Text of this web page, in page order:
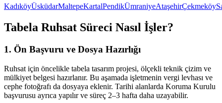
KadıköyÜsküdarMaltepeKartalPendikÜmraniyeAtaşehirÇekmeköy
Tabela Ruhsat Süreci Nasıl İşler?
1. Ön Başvuru ve Dosya Hazırlığı
Ruhsat için öncelikle tabela tasarım projesi, ölçekli teknik çizim ve
mülkiyet belgesi hazırlanır. Bu aşamada işletmenin vergi levhası ve
cephe fotoğrafı da dosyaya eklenir. Tarihi alanlarda Koruma Kurulu
başvurusu ayrıca yapılır ve süreç 2–3 hafta daha uzayabilir.